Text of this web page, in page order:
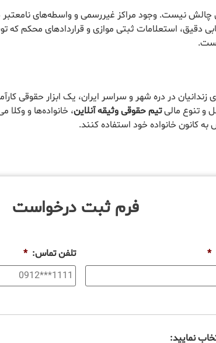
چالش نیست. وجود مراکز غیررسمی و واسطه‌های
دقیق، استعلامات ثبتی موازی و قراردادهای محکم که
زندانیان در دره شهر و سراسر ایران، یک ابزار حقوقی
و تنوع مالیتیم حقوقی وثیقه آنلاین، خانواده‌ها و وکلا
کانون خانواده خود استفاده کنند.
فرم ثبت درخواست
* تلفن تماس: *
نمایید: